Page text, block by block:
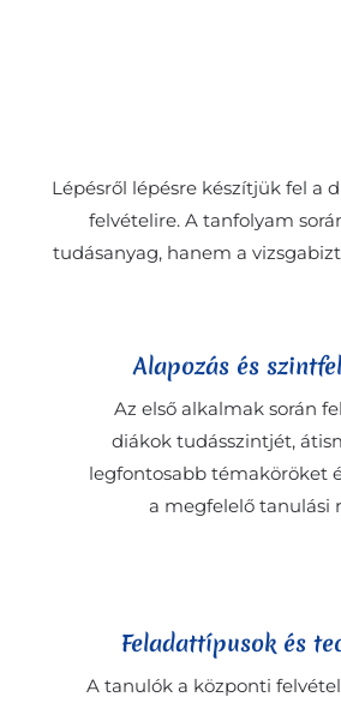
Lépésről lépésre készítjük fel a
felvételire. A tanfolyam
tudásanyag, hanem a
Alapozás és
Az első alkalmak során
diákok tudásszintjét,
legfontosabb témaköröket
a megfelelő tanulási
Feladattípusok és
A tanulók a központi